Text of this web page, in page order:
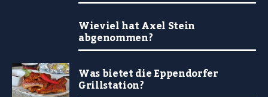
Wieviel hat Axel Stein
abgenommen?
Was bietet die Eppendorfer
Grillstation?